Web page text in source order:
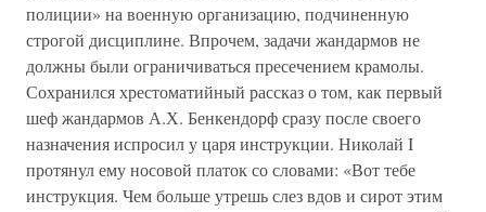
полиции» на военную организацию, подчиненную
строгой дисциплине. Впрочем, задачи жандармов не
должны были ограничиваться пресечением крамолы.
Сохранился хрестоматийный рассказ о том, как первый
шеф жандармов А.Х. Бенкендорф сразу после своего
назначения испросил у царя инструкции. Николай I
протянул ему носовой платок со словами: «Вот тебе
инструкция. Чем больше утрешь слез вдов и сирот этим